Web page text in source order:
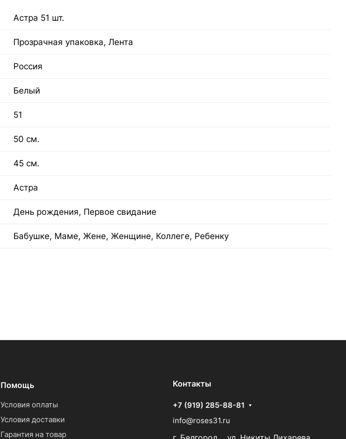
Астра 51 шт.
Прозрачная упаковка, Лента
Россия
Белый
51
50 см.
45 см.
Астра
День рождения, Первое свидание
Бабушке, Маме, Жене, Женщине, Коллеге, Ребенку
Помощь
Условия оплаты
Условия доставки
Гарантия на товар
Контакты
+7 (919) 285-88-81
info@roses31.ru